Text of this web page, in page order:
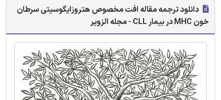
دانلود ترجمه مقاله افت مخصوص هتروزایگوسیتی سرطان
خون MHC در بیمار CLL - مجله الزویر